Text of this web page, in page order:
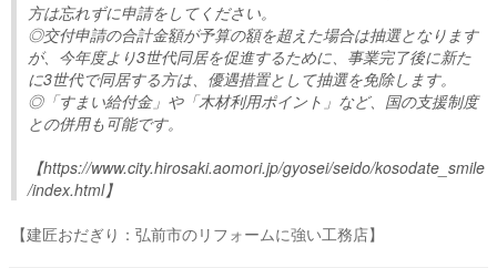
方は忘れずに申請をしてください。
◎交付申請の合計金額が予算の額を超えた場合は抽選となります
が、今年度より3世代同居を促進するために、事業完了後に新た
に3世代で同居する方は、優遇措置として抽選を免除します。
◎「すまい給付金」や「木材利用ポイント」など、国の支援制度
との併用も可能です。
【https://www.city.hirosaki.aomori.jp/gyosei/seido/kosodate_smile
/index.html】
【建匠おだぎり：弘前市のリフォームに強い工務店】